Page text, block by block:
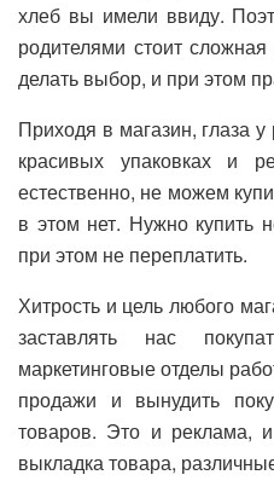
хлеб вы имели ввиду.
родителями стоит
делать выбор, и при этом
Приходя в магазин, глаза
красивых упаковках и
естественно, не можем
в этом нет. Нужно купить
при этом не переплатить.
Хитрость и цель любого
заставлять нас
маркетинговые отделы
продажи и вынудить
товаров. Это и реклама,
выкладка товара,